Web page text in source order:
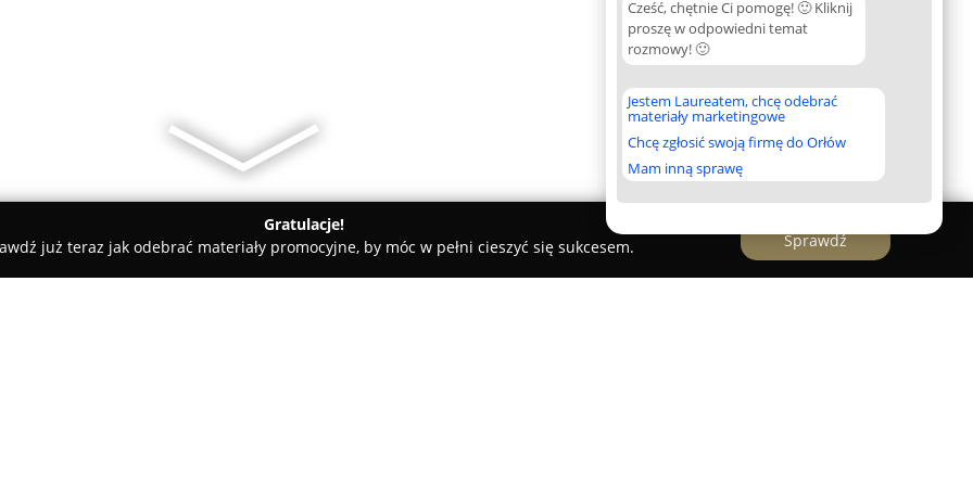
Cześć, chętnie Ci pomogę! 🙂 Kliknij
proszę w odpowiedni temat
rozmowy! 🙂
Jestem Laureatem, chcę odebrać
materiały marketingowe
Chcę zgłosić swoją firmę do Orłów
Mam inną sprawę
Gratulacje!
już teraz jak odebrać materiały promocyjne, by móc w pełni cieszyć się sukcesem.
Sprawdź